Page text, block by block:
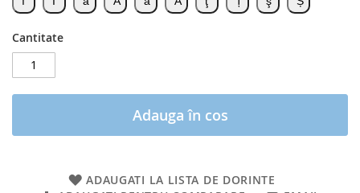
Cantitate
Adauga în cos
ADAUGATI LA LISTA DE DORINTE